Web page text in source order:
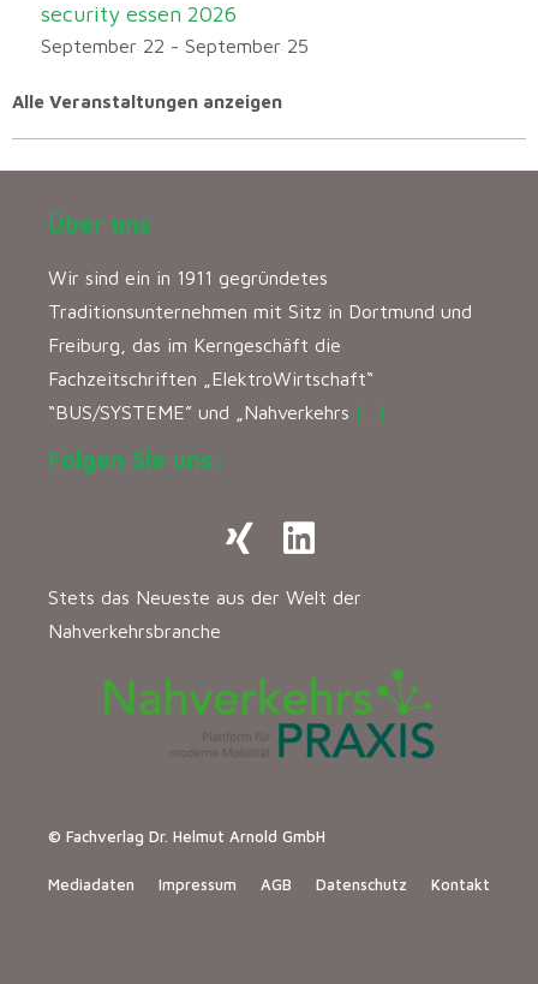
security essen 2026
September 22 - September 25
Alle Veranstaltungen anzeigen
Über uns
Wir sind ein in 1911 gegründetes
Traditionsunternehmen mit Sitz in Dortmund und
Freiburg, das im Kerngeschäft die
Fachzeitschriften „ElektroWirtschaft“
“BUS/SYSTEME” und „Nahverkehrs […]
Folgen Sie uns:
Stets das Neueste aus der Welt der
Nahverkehrsbranche
© Fachverlag Dr. Helmut Arnold GmbH
Mediadaten Impressum AGB Datenschutz Kontakt